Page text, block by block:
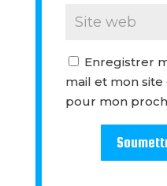
Enregistrer
mail et mon
pour mon